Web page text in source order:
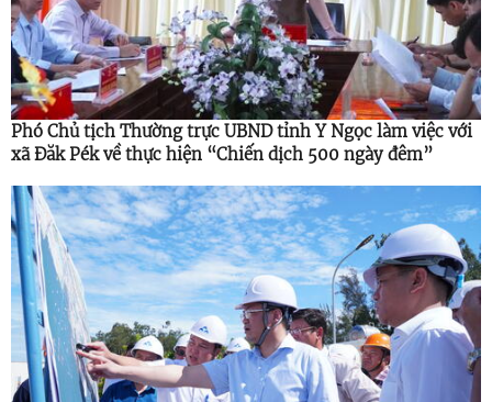
Phó Chủ tịch Thường trực UBND tỉnh Y Ngọc làm việc với
xã Đăk Pék về thực hiện “Chiến dịch 500 ngày đêm”